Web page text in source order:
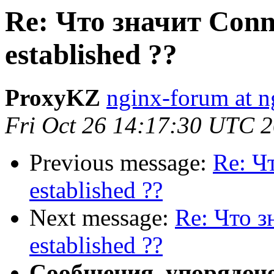
Re: Что значит
established ??
ProxyKZ nginx-forum at
Fri Oct 26 14:17:30 UTC
Previous message: Re:
established ??
Next message: Re: Что
established ??